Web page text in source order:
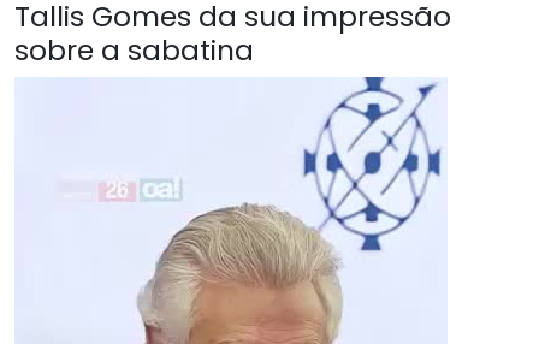
Tallis Gomes da sua impressão
sobre a sabatina